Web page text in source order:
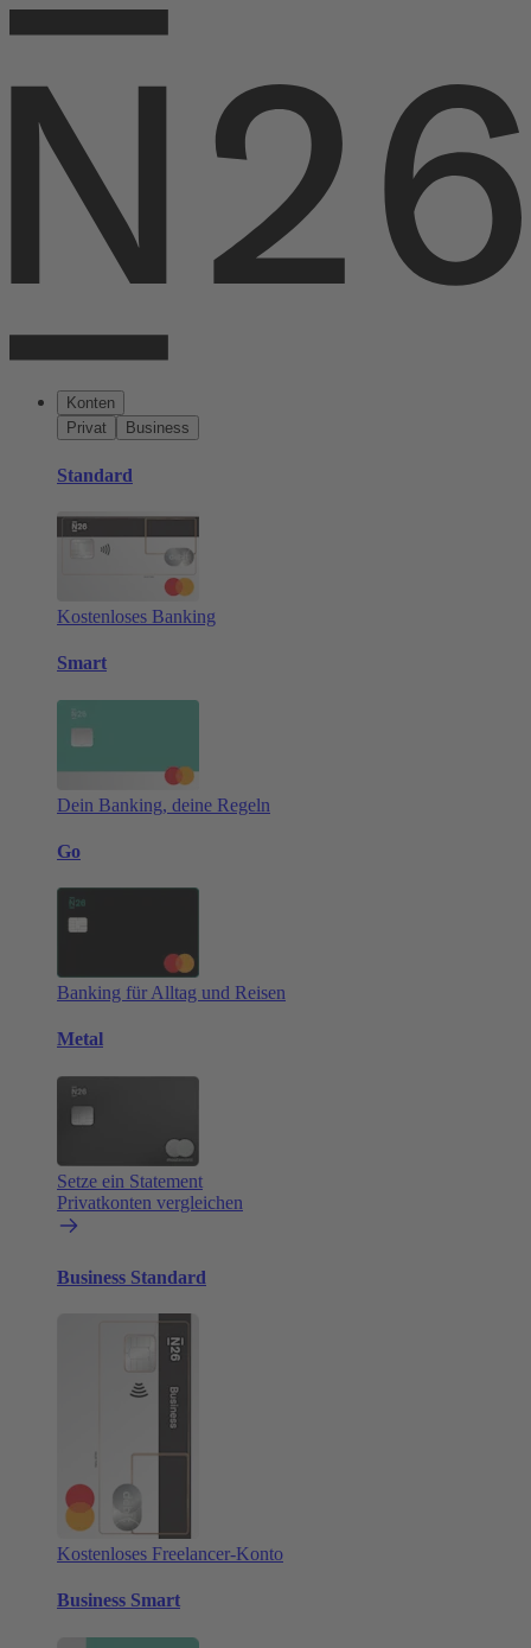
Konten
Privat
Business
Standard
Kostenloses Banking
Smart
Dein Banking, deine Regeln
Go
Banking für Alltag und Reisen
Metal
Setze ein Statement
Privatkonten vergleichen
Business Standard
Kostenloses Freelancer-Konto
Business Smart